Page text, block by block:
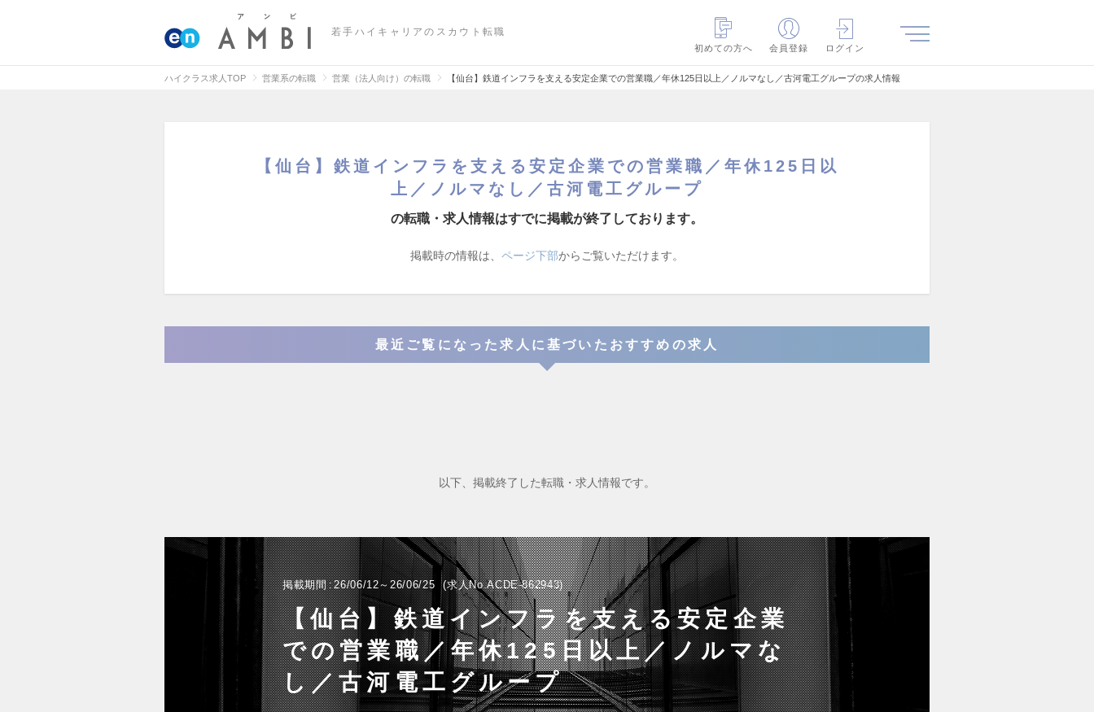
若手ハイキャリアのスカウト転職
初めての方へ
会員登録 ログイン
ハイクラス求人TOP 営業系の転職 営業（法人向け）の転職 【仙台】鉄道インフラを支える安定企業での営業職／年休125日以上／ノルマなし／古河電工グループの求人情報
【仙台】鉄道インフラを支える安定企業での営業職／年休125日以
上／ノルマなし／古河電工グループ
の転職・求人情報はすでに掲載が終了しております。
掲載時の情報は、 ページ下部からご覧いただけます。
最近ご覧になった求人に基づいたおすすめの求人
以下、掲載終了した転職・求人情報です。
掲載期間 26/06/12～26/06/25 求人No.ACDE-862943
【仙台】鉄道インフラを支える安定企業
での営業職／年休125日以上／ノルマな
し／古河電工グループ